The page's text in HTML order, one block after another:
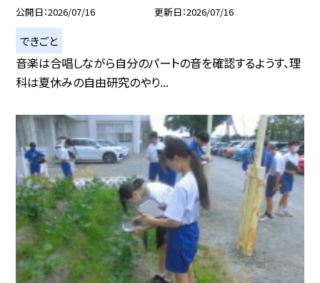
公開日 2026/07/16 更新日 2026/07/16
できごと
音楽は合唱しながら自分のパートの音を確認するようす、理
科は夏休みの自由研究のやり...